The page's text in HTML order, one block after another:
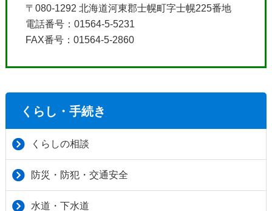
〒080-1292 北海道河東郡士幌町字士幌225番地
電話番号：01564-5-5231
FAX番号：01564-5-2860
くらし・手続き
くらしの相談
防災・防犯・交通安全
水道・下水道